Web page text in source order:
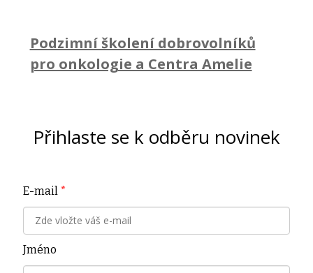
Podzimní školení dobrovolníků
pro onkologie a Centra Amelie
Přihlaste se k odběru novinek
E-mail *
Jméno